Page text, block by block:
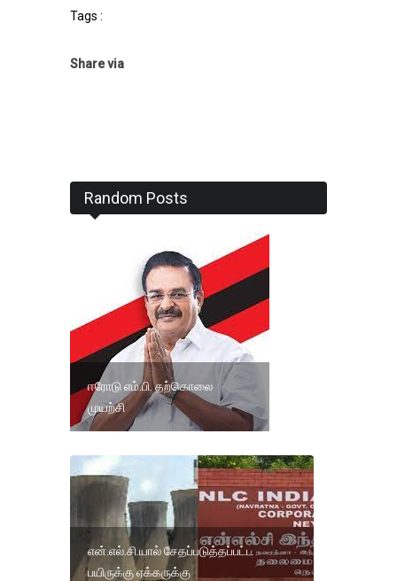
Tags :
Share via
Random Posts
ஈரோடு எம்.பி. தற்கொலை
முயற்சி
என்.எல்.சி.யால் சேதப்படுத்தப்பட்ட
பயிருக்கு ஏக்கருக்கு